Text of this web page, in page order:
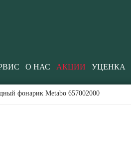
О НАС АКЦИИ УЦЕНКА
фонарик Metabo 657002000